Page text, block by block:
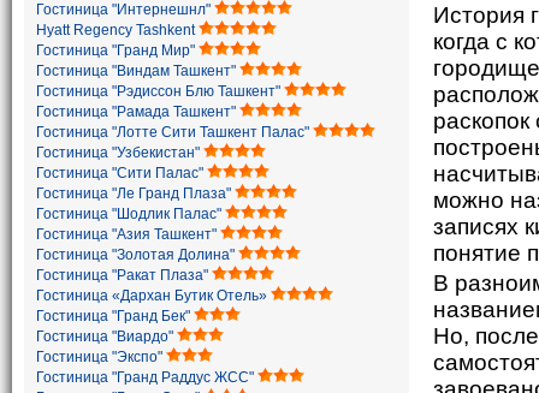
Гостиница "Интернешнл"
Hyatt Regency Tashkent
Гостиница "Гранд Мир"
Гостиница "Виндам Ташкент"
Гостиница "Рэдиссон Блю Ташкент"
Гостиница "Рамада Ташкент"
Гостиница "Лотте Сити Ташкент Палас"
Гостиница "Узбекистан"
Гостиница "Сити Палас"
Гостиница "Ле Гранд Плаза"
Гостиница "Шодлик Палас"
Гостиница "Азия Ташкент"
Гостиница "Золотая Долина"
Гостиница "Ракат Плаза"
Гостиница «Дархан Бутик Отель»
Гостиница "Гранд Бек"
Гостиница "Виардо"
Гостиница "Экспо"
Гостиница "Гранд Раддус ЖСС"
История
когда с
можно
записях
понятие
В
Но,